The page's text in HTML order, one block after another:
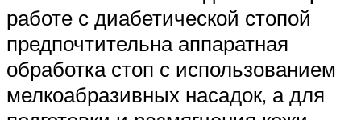
работе с диабетической стопой
предпочтительна аппаратная
обработка стоп с использованием
мелкоабразивных насадок, а для